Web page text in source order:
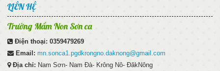
LIÊN HỆ
Trường Mầm Non Sơn ca
Điện thoại: 0359479269
Email: mn.sonca1.pgdkrongno.daknong@gmail.com
Địa chỉ: Nam Sơn- Nam Đà- Krông Nô- ĐăkNông